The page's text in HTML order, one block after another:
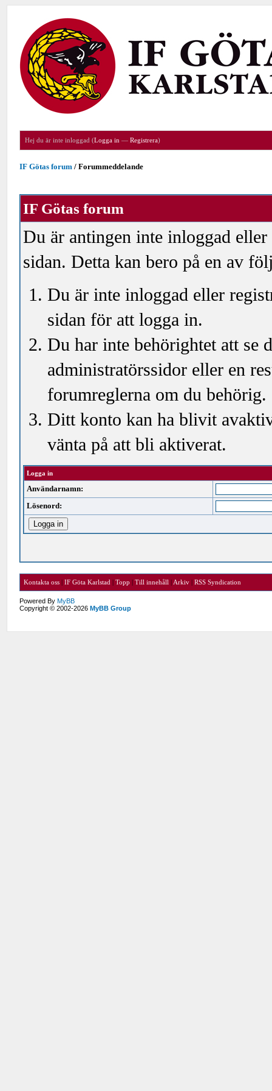
Hej du är inte inloggad (Logga in —Registrera)
IF Götas forum /Forummeddelande
IF Götas forum
Du är antingen inte inloggad
sidan. Detta kan bero på en av
Du är inte inloggad eller
sidan för att logga in.
Du har inte behörightet att se
administratörssidor eller en
forumreglerna om du behörig.
Ditt konto kan ha blivit
vänta på att bli aktiverat.
Logga in
Användarnamn:
Lösenord:
Kontakta oss |IF Göta Karlstad |Topp |Till innehåll | Arkiv |RSS Syndication
Powered ByMyBB
Copyright © 2002-2026MyBB Group